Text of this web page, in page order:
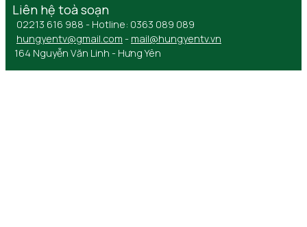
Liên hệ toà soạn
02213 616 988 - Hotline: 0363 089 089
hungyentv@gmail.com - mail@hungyentv.vn
164 Nguyễn Văn Linh - Hưng Yên